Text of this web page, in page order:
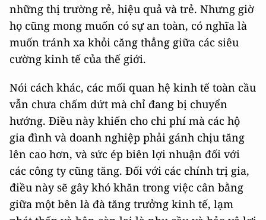
những thị trường rẻ, hiệu quả và trẻ. Nhưng giờ
họ cũng mong muốn có sự an toàn, có nghĩa là
muốn tránh xa khỏi căng thẳng giữa các siêu
cường kinh tế của thế giới.
Nói cách khác, các mối quan hệ kinh tế toàn cầu
vẫn chưa chấm dứt mà chỉ đang bị chuyển
hướng. Điều này khiến cho chi phí mà các hộ
gia đình và doanh nghiệp phải gánh chịu tăng
lên cao hơn, và sức ép biên lợi nhuận đối với
các công ty cũng tăng. Đối với các chính trị gia,
điều này sẽ gây khó khăn trong việc cân bằng
giữa một bên là đà tăng trưởng kinh tế, lạm